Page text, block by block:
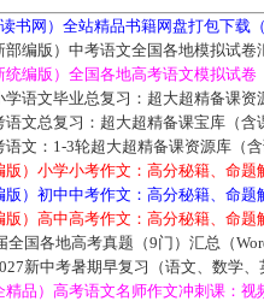
书网）全站精品书籍网盘打包下载
部编版）中考语文全国各地模拟试卷
统编版）全国各地高考语文模拟试卷
学语文毕业总复习：超大超精备课资
语文总复习：超大超精备课宝库（含
语文：1-3轮超大超精备课资源库（
版）小学小考作文：高分秘籍、命
版）初中中考作文：高分秘籍、命
版）高中高考作文：高分秘籍、命
全国各地高考真题（9门）汇总（
新中考暑期早复习（语文、数学、
精品）高考语文名师作文冲刺课：视